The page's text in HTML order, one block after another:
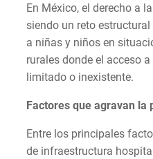
En México, el derecho a
siendo un reto
a niñas y niños en
rurales donde el acceso
limitado o inexistente.
Factores que agravan la
Entre los principales
de infraestructura